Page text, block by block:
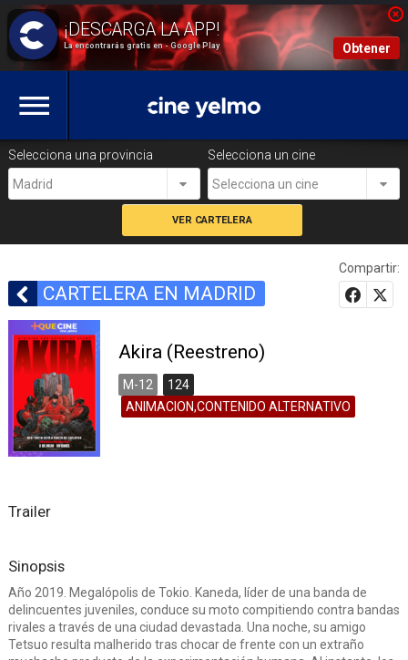
La encontrarás gratis en - Google Play Obtener
Selecciona una provincia
Madrid
Selecciona un cine
Selecciona un cine
CARTELERA EN MADRID
Compartir:
Akira (Reestreno)
M-12
124
ANIMACION,CONTENIDO ALTERNATIVO
Trailer
Sinopsis
Año 2019. Megalópolis de Tokio. Kaneda, líder de una banda de
delincuentes juveniles, conduce su moto compitiendo contra bandas
rivales a través de una ciudad devastada. Una noche, su amigo
Tetsuo resulta malherido tras chocar de frente con un extraño